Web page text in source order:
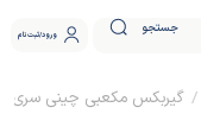
جستجو ورود ثبت نام
گیربکس مکعبی چینی سری NMRV سایز 63 نسبت تبدیل 10 ورودی 24